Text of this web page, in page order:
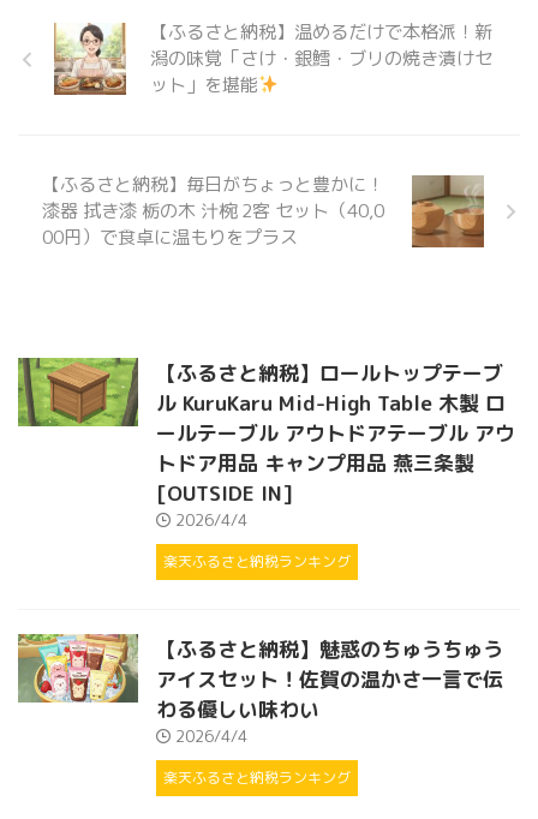
【ふるさと納税】温めるだけで本格派！新
潟の味覚「さけ・銀鱈・ブリの焼き漬けセ
ット」を堪能
【ふるさと納税】毎日がちょっと豊かに！
漆器 拭き漆 栃の木 汁椀 2客 セット（40,0
00円）で食卓に温もりをプラス
【ふるさと納税】ロールトップテーブ
ル KuruKaru Mid-High Table 木製 ロ
ールテーブル アウトドアテーブル アウ
トドア用品 キャンプ用品 燕三条製
[OUTSIDE IN]
2026/4/4
楽天ふるさと納税ランキング
【ふるさと納税】魅惑のちゅうちゅう
アイスセット！佐賀の温かさ一言で伝
わる優しい味わい
2026/4/4
楽天ふるさと納税ランキング